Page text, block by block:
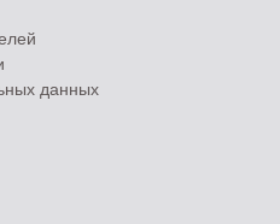
данных